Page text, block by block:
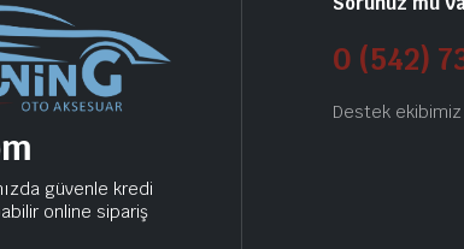
güvenle kredi
online sipariş
0 (542)
Destek